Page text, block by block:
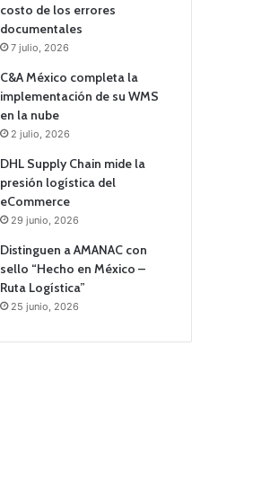
costo de los errores
documentales
7 julio, 2026
C&A México completa la
implementación de su WMS
en la nube
2 julio, 2026
DHL Supply Chain mide la
presión logística del
eCommerce
29 junio, 2026
Distinguen a AMANAC con
sello “Hecho en México –
Ruta Logística”
25 junio, 2026